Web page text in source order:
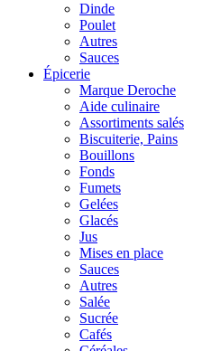
Dinde
Poulet
Autres
Sauces
Épicerie
Marque Deroche
Aide culinaire
Assortiments salés
Biscuiterie, Pains
Bouillons
Fonds
Fumets
Gelées
Glacés
Jus
Mises en place
Sauces
Autres
Salée
Sucrée
Cafés